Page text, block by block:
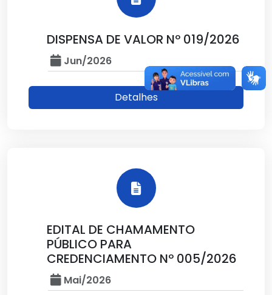
DISPENSA DE VALOR Nº 019/2026
Jun/2026
Detalhes
EDITAL DE CHAMAMENTO
PÚBLICO PARA
CREDENCIAMENTO Nº 005/2026
Mai/2026